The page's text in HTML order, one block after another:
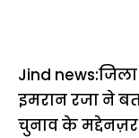
Jind news:जिला
इमरान रजा ने
चुनाव के